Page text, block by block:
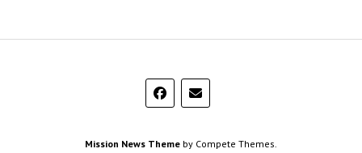
Mission News Theme by Compete Themes.